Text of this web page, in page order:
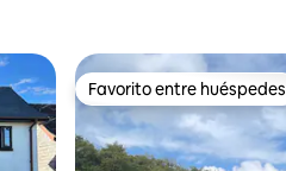
Favorito entre huéspedes
Favorito entre huéspedes